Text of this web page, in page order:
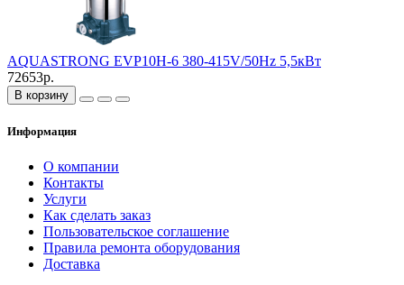
AQUASTRONG EVP10H-6 380-415V/50Hz 5,5кВт
72653р.
В корзину
Информация
О компании
Контакты
Услуги
Как сделать заказ
Пользовательское соглашение
Правила ремонта оборудования
Доставка